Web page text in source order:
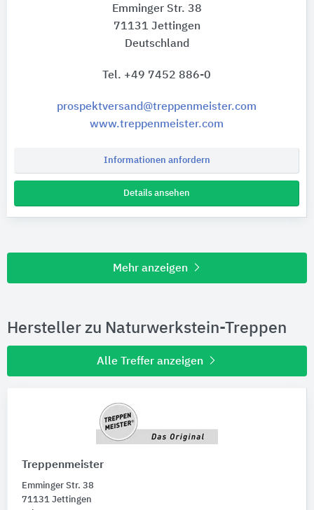
Emminger Str. 38
71131 Jettingen
Deutschland
Tel. +49 7452 886-0
prospektversand@treppenmeister.com
www.treppenmeister.com
Informationen anfordern
Details ansehen
Mehr anzeigen
Hersteller zu Naturwerkstein-Treppen
Alle Treffer anzeigen
Treppenmeister
Emminger Str. 38
71131 Jettingen